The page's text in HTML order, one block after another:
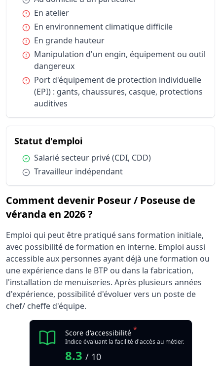
Statut d'emploi
Statut d'emploi
Condition :
En atelier
Condition :
En environnement climatique difficile
Condition :
En grande hauteur
Condition :
Manipulation d'un engin, équipement ou outil
dangereux
Condition :
Port d'équipement de protection individuelle
(EPI) : gants, chaussures, casque, protections
auditives
Statut d'emploidu métier Poseur / Poseuse de
Condition :
Salarié secteur privé (CDI, CDD)
Condition :
Travailleur indépendant
Comment devenir Poseur / Poseuse de
véranda en 2026 ?
Emploi qui peut être pratiqué sans formation initiale,
avec possibilité de formation en interne. Emploi aussi
accessible aux personnes ayant déjà une formation ou
une expérience dans le BTP ou dans la fabrication,
l'installation de menuiseries. Après plusieurs années
d'expérience, possibilité d'évoluer vers un poste de
chef/ cheffe d'équipe.
Score d'accessibilité *
Indice évaluant la facilité d'accès au métier.
8.3 / 10